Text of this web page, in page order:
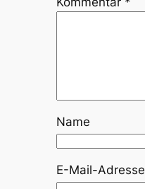
Name
E-Mail-Adresse